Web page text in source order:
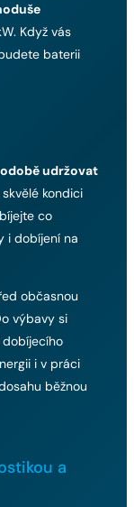
Když vás
baterii
udržovat
kondici
co
i dobíjení na
občasnou
výbavy si
i v práci
běžnou
a